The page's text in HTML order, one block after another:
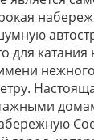
для катания